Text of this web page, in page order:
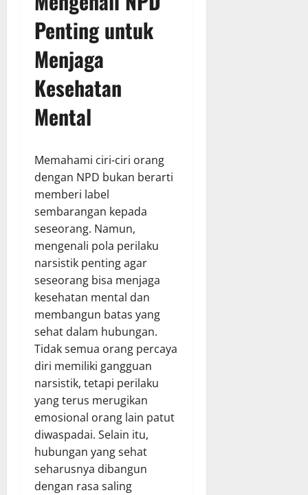
Penting untuk
Menjaga
Kesehatan
Mental
Memahami ciri-ciri orang
dengan NPD bukan berarti
memberi label
sembarangan kepada
seseorang. Namun,
mengenali pola perilaku
narsistik penting agar
seseorang bisa menjaga
kesehatan mental dan
membangun batas yang
sehat dalam hubungan.
Tidak semua orang percaya
diri memiliki gangguan
narsistik, tetapi perilaku
yang terus merugikan
emosional orang lain patut
diwaspadai. Selain itu,
hubungan yang sehat
seharusnya dibangun
dengan rasa saling